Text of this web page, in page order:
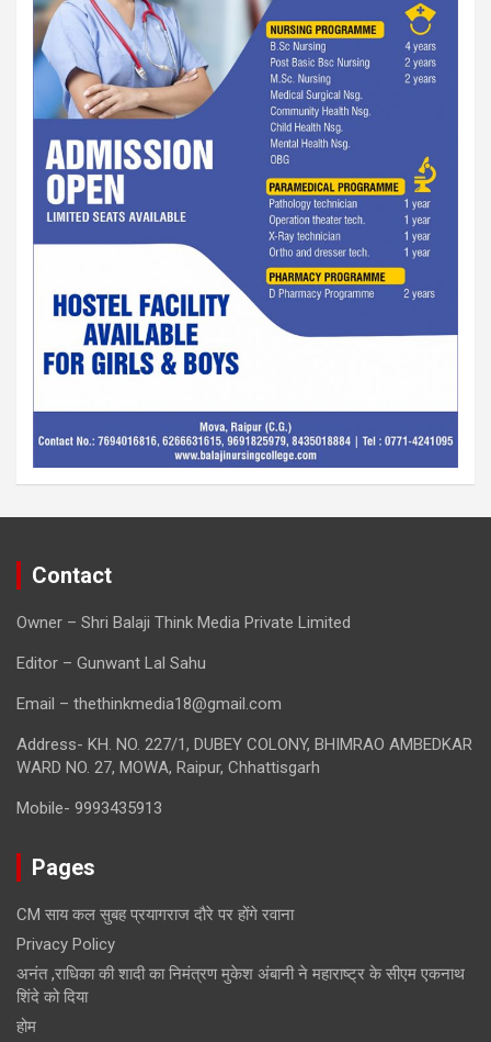
Contact
Owner – Shri Balaji Think Media Private Limited
Editor – Gunwant Lal Sahu
Email – thethinkmedia18@gmail.com
Address- KH. NO. 227/1, DUBEY COLONY, BHIMRAO AMBEDKAR
WARD NO. 27, MOWA, Raipur, Chhattisgarh
Mobile- 9993435913
Pages
CM साय कल सुबह प्रयागराज दौरे पर होंगे रवाना
Privacy Policy
अनंत ,राधिका की शादी का निमंत्रण मुकेश अंबानी ने महाराष्ट्र के सीएम एकनाथ
शिंदे को दिया
होम